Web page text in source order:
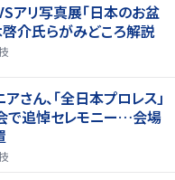
アリ写真展「日本のお盆
啓介氏らがみどころ解説
アさん、「全日本プロレス」
で追悼セレモニー…会場